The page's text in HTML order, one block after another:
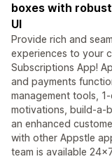
boxes with
UI
Provide rich and
experiences to your
Subscriptions App!
and payments
management tools,
motivations, build-a-
an enhanced
with other Appstle
team is available